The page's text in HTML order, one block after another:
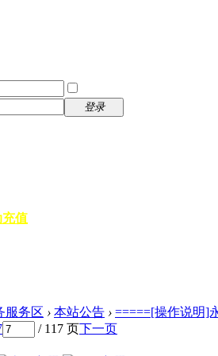
登录
值
服务区 › 本站公告 › =====[操作说明]
/ 117 页下一页